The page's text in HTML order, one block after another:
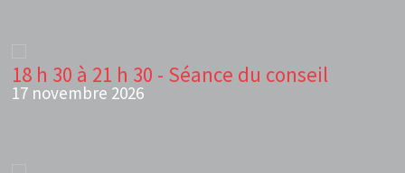
18 h 30 à 21 h 30 - Séance du conseil
17 novembre 2026